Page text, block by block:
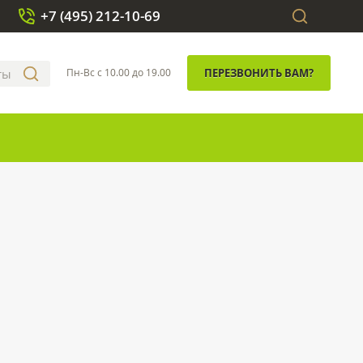
+7 (495) 212-10-69
Пн-Вс с 10.00 до 19.00 ПЕРЕЗВОНИТЬ ВАМ?